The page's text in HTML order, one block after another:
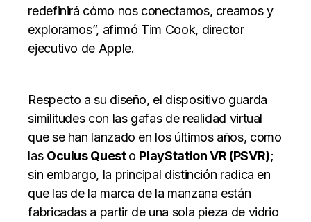
redefinirá cómo nos conectamos, creamos y
exploramos”, afirmó Tim Cook, director
ejecutivo de Apple.
Respecto a su diseño, el dispositivo guarda
similitudes con las gafas de realidad virtual
que se han lanzado en los últimos años, como
las Oculus Questo PlayStation VR (PSVR);
sin embargo, la principal distinción radica en
que las de la marca de la manzana están
fabricadas a partir de una sola pieza de vidrio